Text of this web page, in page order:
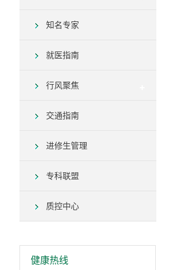
知名专家
就医指南
行风聚焦
交通指南
进修生管理
专科联盟
质控中心
健康热线